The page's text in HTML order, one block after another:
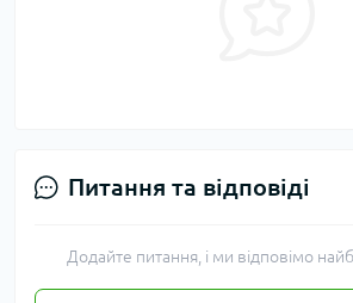
Питання та відповіді
Додайте питання, і ми відповімо